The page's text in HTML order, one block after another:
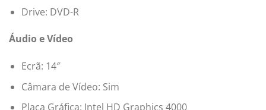
Drive: DVD-R
Áudio e Vídeo
Ecrã: 14″
Câmara de Vídeo: Sim
Placa Gráfica: Intel HD Graphics 4000